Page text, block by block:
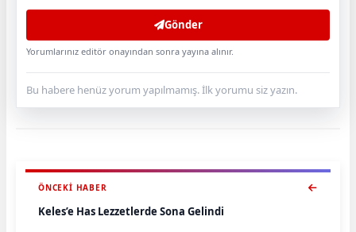
Gönder
Yorumlarınız editör onayından sonra yayına alınır.
Bu habere henüz yorum yapılmamış. İlk yorumu siz yazın.
ÖNCEKI HABER
Keles’e Has Lezzetlerde Sona Gelindi